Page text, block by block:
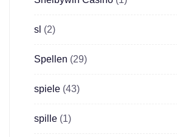
sl (2)
Spellen (29)
spiele (43)
spille (1)